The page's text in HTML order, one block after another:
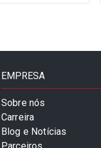
EMPRESA
Sobre nós
Carreira
Blog e Notícias
Parceiros